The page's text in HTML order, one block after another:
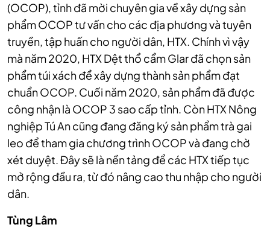
(OCOP), tỉnh đã mời chuyên gia về xây dựng sản
phẩm OCOP tư vấn cho các địa phương và tuyên
truyền, tập huấn cho người dân, HTX. Chính vì vậy
mà năm 2020, HTX Dệt thổ cẩm Glar đã chọn sản
phẩm túi xách để xây dựng thành sản phẩm đạt
chuẩn OCOP. Cuối năm 2020, sản phẩm đã được
công nhận là OCOP 3 sao cấp tỉnh. Còn HTX Nông
nghiệp Tú An cũng đang đăng ký sản phẩm trà gai
leo để tham gia chương trình OCOP và đang chờ
xét duyệt. Đây sẽ là nền tảng để các HTX tiếp tục
mở rộng đầu ra, từ đó nâng cao thu nhập cho người
dân.
Tùng Lâm